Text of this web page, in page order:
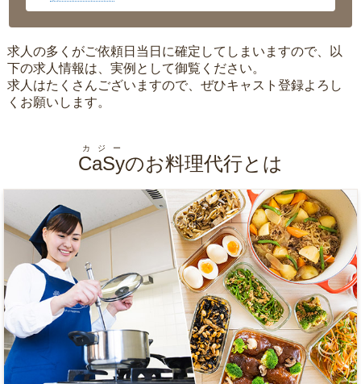
求人の多くがご依頼日当日に確定してしまいますので、以
下の求人情報は、実例として御覧ください。
求人はたくさんございますので、ぜひキャスト登録よろし
くお願いします。
CaSy
カジー
のお料理代行とは